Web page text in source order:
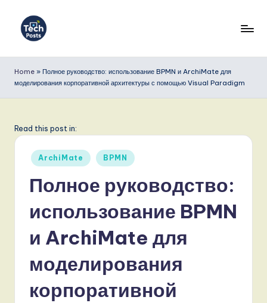
Перейти
e
c
P
si
Home » Полное руководство: использование BPMN и ArchiMate для
моделирования корпоративной архитектуры с помощью Visual Paradigm
Read this post in:
Опубликовано
ArchiMate BPMN
Полное руководство:
использование BPMN
и ArchiMate для
моделирования
корпоративной